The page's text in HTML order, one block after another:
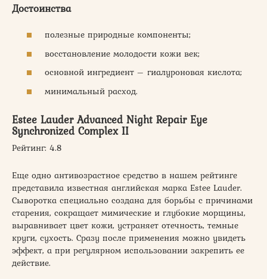
Достоинства
полезные природные компоненты;
восстановление молодости кожи век;
основной ингредиент – гиалуроновая кислота;
минимальный расход.
Estee Lauder Advanced Night Repair Eye
Synchronized Complex II
Рейтинг: 4.8
Еще одно антивозрастное средство в нашем рейтинге
представила известная английская марка Estee Lauder.
Сыворотка специально создана для борьбы с причинами
старения, сокращает мимические и глубокие морщины,
выравнивает цвет кожи, устраняет отечность, темные
круги, сухость. Сразу после применения можно увидеть
эффект, а при регулярном использовании закрепить ее
действие.